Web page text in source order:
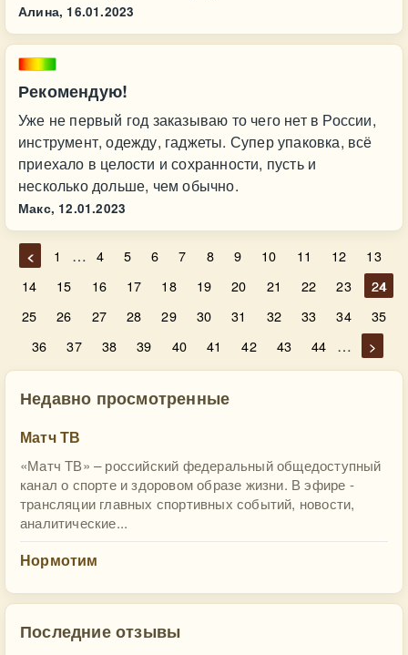
Алина, 16.01.2023
Рекомендую!
Уже не первый год заказываю то чего нет в России,
инструмент, одежду, гаджеты. Супер упаковка, всё
приехало в целости и сохранности, пусть и
несколько дольше, чем обычно.
Макс, 12.01.2023
< 1 … 4 5 6 7 8 9 10 11 12
13
14
15 16 17 18 19 20 21 22 23
24
25
26 27 28 29 30 31 32 33 34
35
36
37 38 39 40 41 42 43 44 … >
Недавно просмотренные
Матч ТВ
«Матч ТВ» – российский федеральный общедоступный
канал о спорте и здоровом образе жизни. В эфире -
трансляции главных спортивных событий, новости,
аналитические...
Нормотим
Последние отзывы